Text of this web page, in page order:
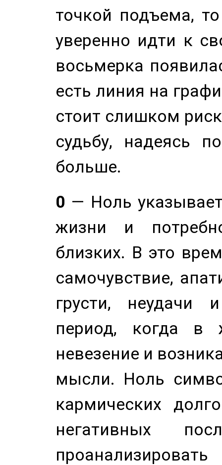
точкой подъема,
уверенно идти к
восьмерка
есть линия на
стоит слишком
судьбу, надеясь
больше.
0 — Ноль
жизни и
близких. В это
самочувствие,
грусти, неудачи
период, когда в
невезение и
мысли. Ноль
кармических
негативных